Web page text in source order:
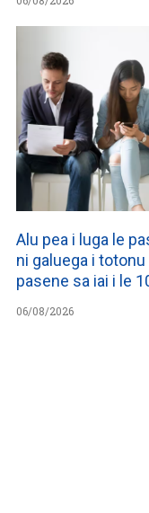
Alu pea i luga le
ni galuega i totonu
pasene sa iai i le
06/08/2026